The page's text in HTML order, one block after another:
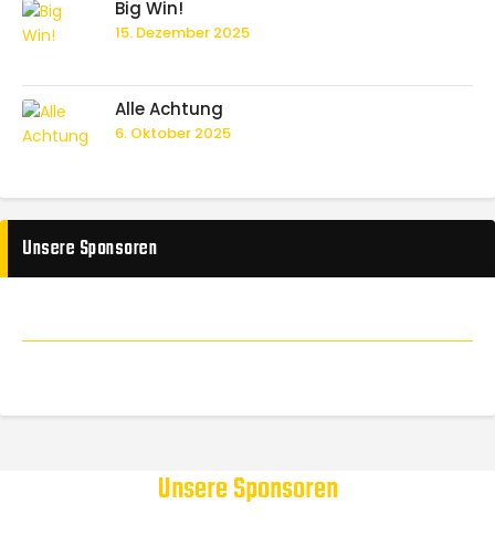
Big Win!
15. Dezember 2025
Alle Achtung
6. Oktober 2025
Unsere Sponsoren
Unsere Sponsoren